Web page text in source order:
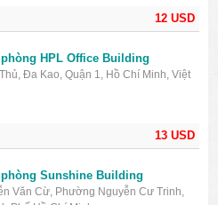
12 USD
13 USD
HPL Office Building
Đa Kao, Quận 1, Hồ Chí Minh, Việt
Sunshine Building
Văn Cừ, Phường Nguyễn Cư Trinh,